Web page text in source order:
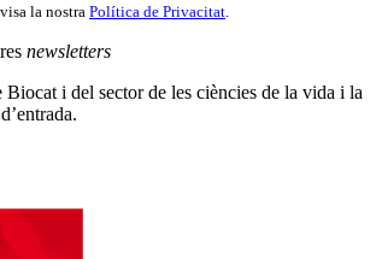
la nostra Política de Privacitat
newsletters
Biocat i del sector de les ciències de la vida i la